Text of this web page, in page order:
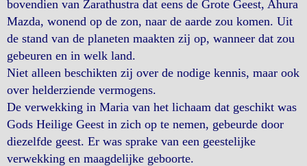
bovendien van Zarathustra dat eens de Grote Geest, Ahura
Mazda, wonend op de zon, naar de aarde zou komen. Uit
de stand van de planeten maakten zij op, wanneer dat zou
gebeuren en in welk land.
Niet alleen beschikten zij over de nodige kennis, maar ook
over helderziende vermogens.
De verwekking in Maria van het lichaam dat geschikt was
Gods Heilige Geest in zich op te nemen, gebeurde door
diezelfde geest. Er was sprake van een geestelijke
verwekking en maagdelijke geboorte.